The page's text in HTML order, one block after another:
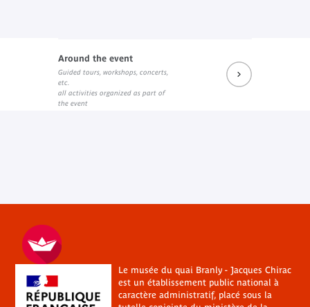
Around the event
Guided tours, workshops, concerts,
etc.
all activities organized as part of
the event
Le musée du quai Branly - Jacques Chirac
est un établissement public national à
caractère administratif, placé sous la